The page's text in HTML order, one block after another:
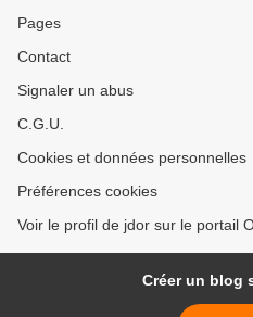
Pages
Contact
Signaler un abus
C.G.U.
Cookies et données personnelles
Préférences cookies
Voir le profil de jdor sur le portail
Créer un blog